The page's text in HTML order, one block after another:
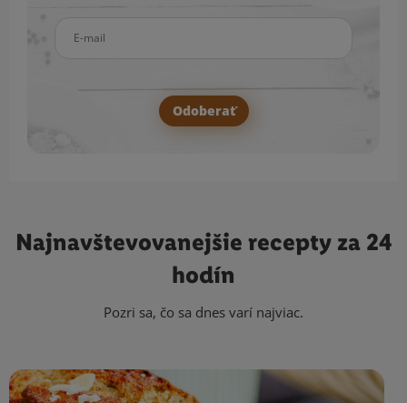
Odoberať
Najnavštevovanejšie recepty za 24
hodín
Pozri sa, čo sa dnes varí najviac.